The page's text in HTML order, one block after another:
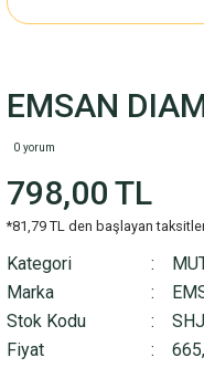
EMSAN
0 yorum
798,00 TL
*81,79 TL den başlayan
Kategori
Marka
Stok Kodu
Fiyat